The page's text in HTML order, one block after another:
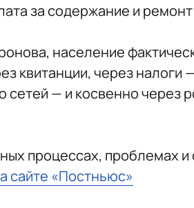
за содержание и
население
квитанции, через
— и косвенно через
процессах, проблемах
сайте «Постньюс»